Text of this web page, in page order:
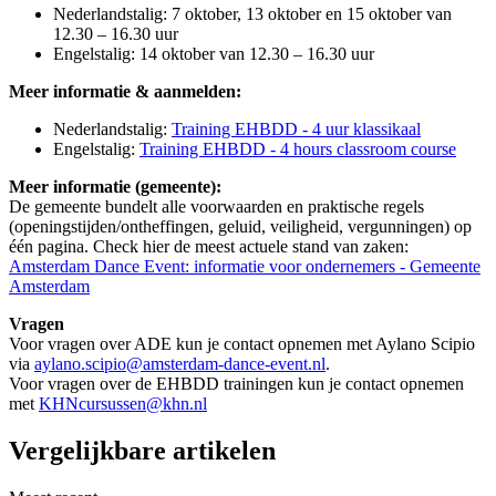
Nederlandstalig: 7 oktober, 13 oktober en 15 oktober van
12.30 – 16.30 uur
Engelstalig: 14 oktober van 12.30 – 16.30 uur
Meer informatie & aanmelden:
Nederlandstalig: Training EHBDD - 4 uur klassikaal
Engelstalig: Training EHBDD - 4 hours classroom course
Meer informatie (gemeente):
De gemeente bundelt alle voorwaarden en praktische regels
(openingstijden/ontheffingen, geluid, veiligheid, vergunningen) op
één pagina. Check hier de meest actuele stand van zaken:
Amsterdam Dance Event: informatie voor ondernemers - Gemeente
Amsterdam
Vragen
Voor vragen over ADE kun je contact opnemen met Aylano Scipio
via aylano.scipio@amsterdam-dance-event.nl.
Voor vragen over de EHBDD trainingen kun je contact opnemen
met KHNcursussen@khn.nl
Vergelijkbare artikelen